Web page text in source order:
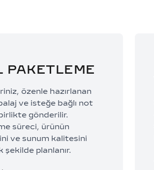
PAKETLEME
özenle hazırlanan
ve isteğe bağlı not
gönderilir.
süreci, ürünün
ve sunum kalitesini
şekilde planlanır.